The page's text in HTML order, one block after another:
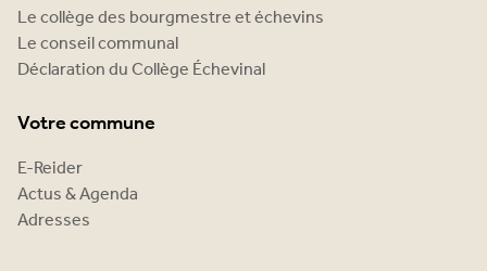
Le collège des bourgmestre et échevins
Le conseil communal
Déclaration du Collège Échevinal
Votre commune
E-Reider
Actus & Agenda
Adresses